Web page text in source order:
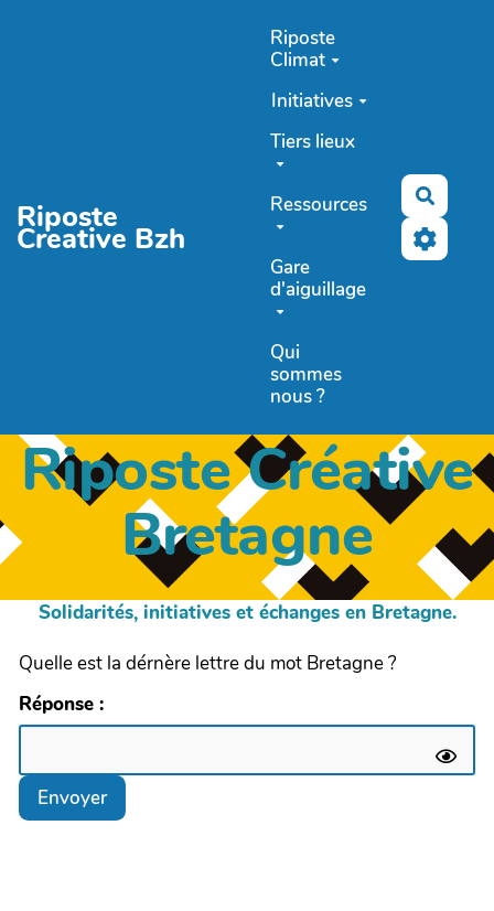
Riposte
Creative Bzh
Riposte
Climat
Initiatives
Tiers lieux
Ressources
Gare
d'aiguillage
Qui
sommes
nous ?
Riposte Créative
Bretagne
Solidarités, initiatives et échanges en Bretagne.
Quelle est la dérnère lettre du mot Bretagne ?
Réponse :
Envoyer